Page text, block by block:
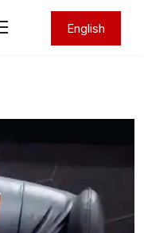
English